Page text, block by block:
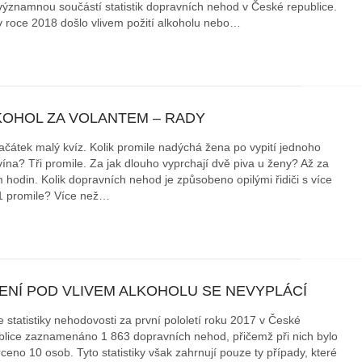
součástí statistik dopravních nehod v České republice.
roce 2018 došlo vlivem požití alkoholu nebo…
ZA VOLANTEM – RADY
malý kvíz. Kolik promile nadýchá žena po vypití jednoho
Tři promile. Za jak dlouho vyprchají dvě piva u ženy? Až za
hodin. Kolik dopravních nehod je způsobeno opilými řidiči s více
promile? Více než…
POD VLIVEM ALKOHOLU SE NEVYPLÁCÍ
statistiky nehodovosti za první pololetí roku 2017 v České
zaznamenáno 1 863 dopravních nehod, přičemž při nich bylo
10 osob. Tyto statistiky však zahrnují pouze ty případy, které
správného poutání
Zabavte děti na cestách